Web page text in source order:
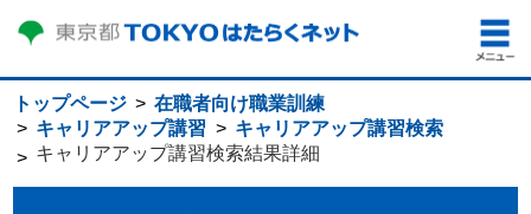
トップページ
在職者向け職業訓練
キャリアアップ講習
キャリアアップ講習検索
キャリアアップ講習検索結果詳細